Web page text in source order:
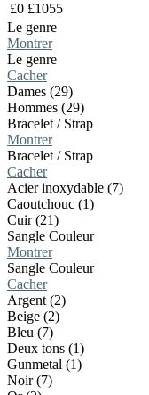
£0 £1055
Le genre
Montrer
Le genre
Cacher
Dames (29)
Hommes (29)
Bracelet / Strap
Montrer
Bracelet / Strap
Cacher
Acier inoxydable (7)
Caoutchouc (1)
Cuir (21)
Sangle Couleur
Montrer
Sangle Couleur
Cacher
Argent (2)
Beige (2)
Bleu (7)
Deux tons (1)
Gunmetal (1)
Noir (7)